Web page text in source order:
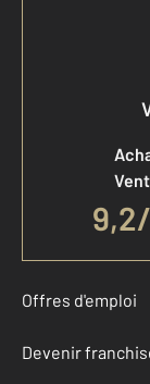
9,2/
Offres d'emploi
Devenir